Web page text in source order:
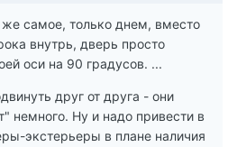
самое, только днем, вместо
внутрь, дверь просто
оси на 90 градусов. ...
друг от друга - они
немного. Ну и надо привести в
экстерьеры в плане наличия